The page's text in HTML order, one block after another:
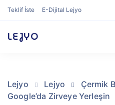
Teklif İste E-Dijital Lejyo
LEJYO
Lejyo Lejyo
Çermik
Google’da Zirveye Yerleşin